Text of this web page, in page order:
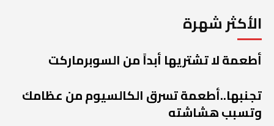
الأكثر شهرة
أطعمة لا تشتريها أبداً من السوبرماركت
تجنبها..أطعمة تسرق الكالسيوم من عظامك
وتسبب هشاشته